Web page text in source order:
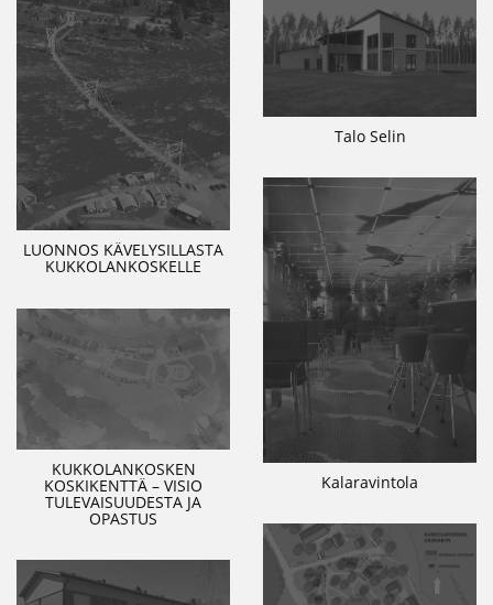
LUONNOS KÄVELYSILLASTA
KUKKOLANKOSKELLE
Talo Selin
Kalaravintola
KUKKOLANKOSKEN
KOSKIKENTTÄ – VISIO
TULEVAISUUDESTA JA
OPASTUS